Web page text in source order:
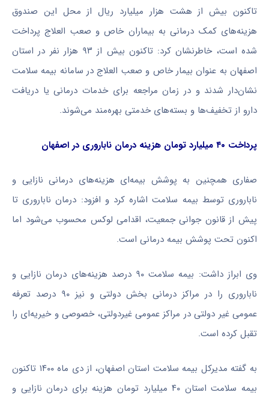
تاکنون بیش از هشت هزار میلیارد ریال از محل این صندوق
هزینه‌های کمک درمانی به بیماران خاص و صعب العلاج پرداخت
شده است، خاطرنشان کرد: تاکنون بیش از ۹۳ هزار نفر در استان
اصفهان به عنوان بیمار خاص و صعب العلاج در سامانه بیمه سلامت
نشان‌دار شدند و در زمان مراجعه برای خدمات درمانی یا دریافت
دارو از تخفیف‌ها و بسته‌های خدمتی بهره‌مند می‌شوند.
پرداخت ۴۰ میلیارد تومان هزینه درمان ناباروری در اصفهان
صفاری همچنین به پوشش بیمه‌ای هزینه‌های درمانی نازایی و
ناباروری توسط بیمه سلامت اشاره کرد و افزود: درمان ناباروری تا
پیش از قانون جوانی جمعیت، اقدامی لوکس محسوب می‌شود اما
اکنون تحت پوشش بیمه درمانی است.
وی ابراز داشت: بیمه سلامت ۹۰ درصد هزینه‌های درمان نازایی و
ناباروری را در مراکز درمانی بخش دولتی و نیز ۹۰ درصد تعرفه
عمومی غیر دولتی در مراکز عمومی غیردولتی، خصوصی و خیریه‌ای را
تقبل کرده است.
به گفته مدیرکل بیمه سلامت استان اصفهان، از دی ماه ۱۴۰۰ تاکنون
بیمه سلامت استان ۴۰ میلیارد تومان هزینه برای درمان نازایی و